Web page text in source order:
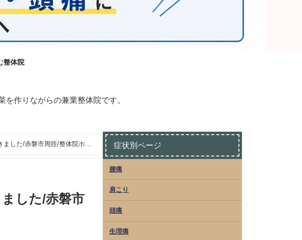
整体院
作りながらの兼業整体院です。
した/赤磐市周匝/整体院ホー
した/赤磐市
症状別ページ
腰痛
肩こり
頭痛
生理痛